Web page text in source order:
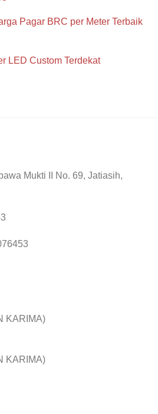
Pagar BRC per Meter Terbaik
LED Custom Terdekat
Mukti II No. 69, Jatiasih,
KARIMA)
KARIMA)